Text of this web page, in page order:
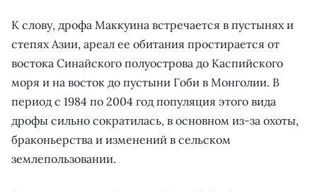
К слову, дрофа Маккуина встречается в пустынях и
степях Азии, ареал ее обитания простирается от
востока Синайского полуострова до Каспийского
моря и на восток до пустыни Гоби в Монголии. В
период с 1984 по 2004 год популяция этого вида
дрофы сильно сократилась, в основном из-за охоты,
браконьерства и изменений в сельском
землепользовании.